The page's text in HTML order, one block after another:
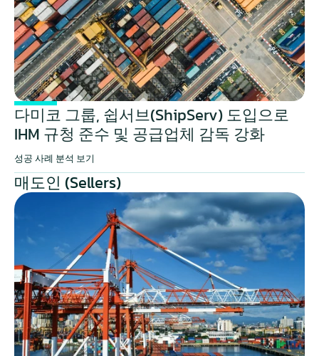
다미코 그룹, 쉽서브(ShipServ) 도입으로
IHM 규청 준수 및 공급업체 감독 강화
성공 사례 분석 보기
매도인 (Sellers)